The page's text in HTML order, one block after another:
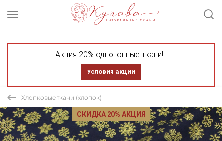
Акция 20% однотонные ткани!
Условия акции
Хлопковые ткани (хлопок)
СКИДКА 20% АКЦИЯ